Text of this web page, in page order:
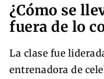
¿Cómo se
fuera de lo
La clase fue
entrenadora de